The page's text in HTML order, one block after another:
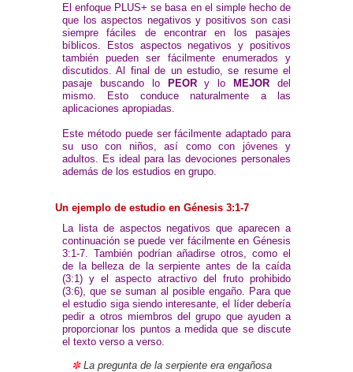
El enfoque PLUS+ se basa en el simple hecho de
que los aspectos negativos y positivos son casi
siempre fáciles de encontrar en los pasajes
bíblicos. Estos aspectos negativos y positivos
también pueden ser fácilmente enumerados y
discutidos. Al final de un estudio, se resume el
pasaje buscando lo PEORy loMEJOR del
mismo. Esto conduce naturalmente a las
aplicaciones apropiadas.
Este método puede ser fácilmente adaptado para
su uso con niños, así como con jóvenes y
adultos. Es ideal para las devociones personales
además de los estudios en grupo.
Un ejemplo de estudio en Génesis 3:1-7
La lista de aspectos negativos que aparecen a
continuación se puede ver fácilmente en Génesis
3:1-7. También podrían añadirse otros, como el
de la belleza de la serpiente antes de la caída
(3:1) y el aspecto atractivo del fruto prohibido
(3:6), que se suman al posible engaño. Para que
el estudio siga siendo interesante, el líder debería
pedir a otros miembros del grupo que ayuden a
proporcionar los puntos a medida que se discute
el texto verso a verso.
✼La pregunta de la serpiente era engañosa